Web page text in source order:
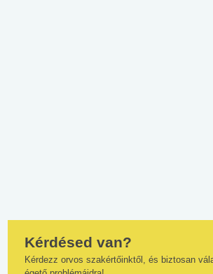
Kérdésed van?
Kérdezz orvos szakértőinktől, és biztosan